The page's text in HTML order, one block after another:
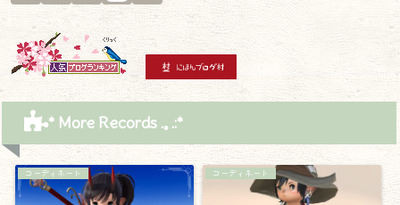
* More Records .｡.:*
コーディネート コーディネート